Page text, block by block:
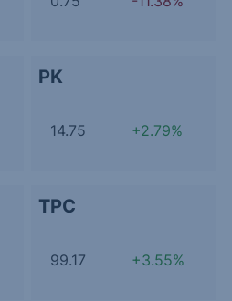
PK
14.75 +2.79%
TPC
99.17 +3.55%